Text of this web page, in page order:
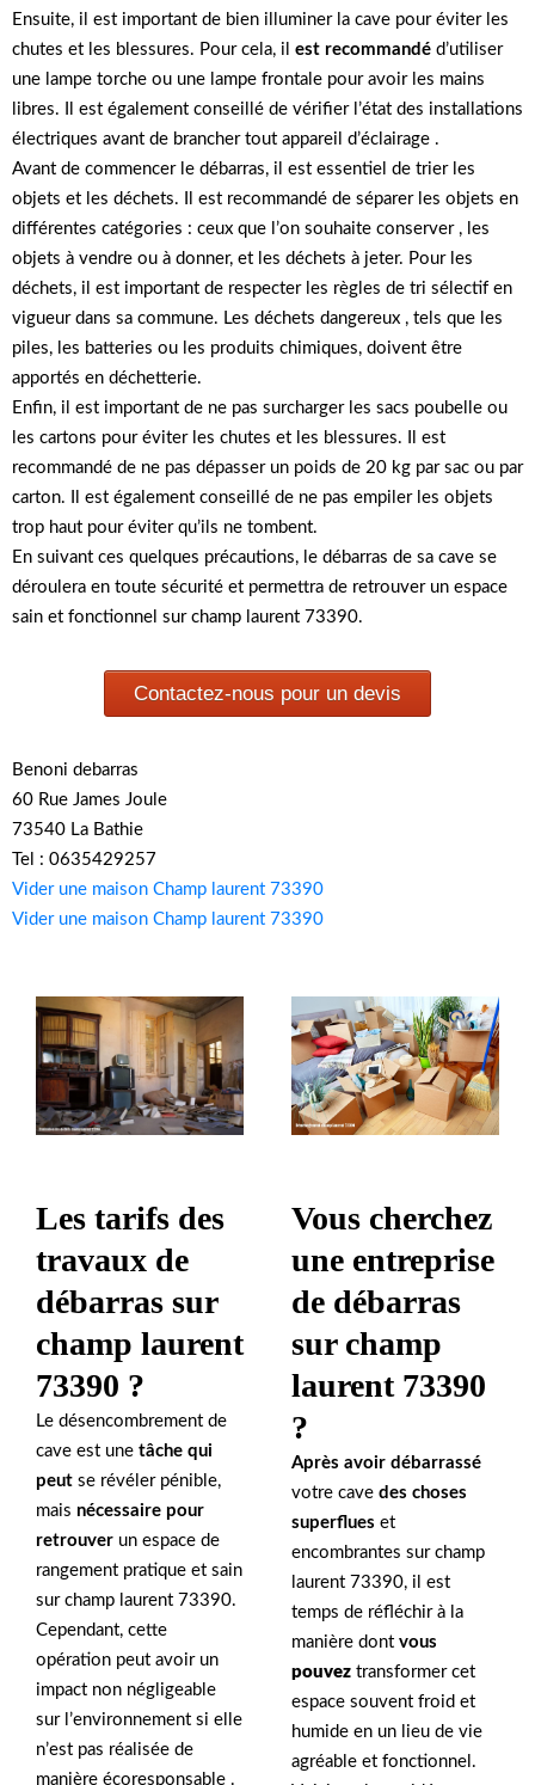
Ensuite, il est important de bien illuminer la cave pour éviter les
chutes et les blessures. Pour cela, il est recommandé d’utiliser
une lampe torche ou une lampe frontale pour avoir les mains
libres. Il est également conseillé de vérifier l’état des installations
électriques avant de brancher tout appareil d’éclairage .
Avant de commencer le débarras, il est essentiel de trier les
objets et les déchets. Il est recommandé de séparer les objets en
différentes catégories : ceux que l’on souhaite conserver , les
objets à vendre ou à donner, et les déchets à jeter. Pour les
déchets, il est important de respecter les règles de tri sélectif en
vigueur dans sa commune. Les déchets dangereux , tels que les
piles, les batteries ou les produits chimiques, doivent être
apportés en déchetterie.
Enfin, il est important de ne pas surcharger les sacs poubelle ou
les cartons pour éviter les chutes et les blessures. Il est
recommandé de ne pas dépasser un poids de 20 kg par sac ou par
carton. Il est également conseillé de ne pas empiler les objets
trop haut pour éviter qu’ils ne tombent.
En suivant ces quelques précautions, le débarras de sa cave se
déroulera en toute sécurité et permettra de retrouver un espace
sain et fonctionnel sur champ laurent 73390.
Contactez-nous pour un devis
Benoni debarras
60 Rue James Joule
73540 La Bathie
Tel : 0635429257
Vider une maison Champ laurent 73390
Vider une maison Champ laurent 73390
Les tarifs des
travaux de
débarras sur
champ laurent
73390 ?
Le désencombrement de
cave est une tâche qui
peut se révéler pénible,
mais nécessaire pour
retrouver un espace de
rangement pratique et sain
sur champ laurent 73390.
Cependant, cette
opération peut avoir un
impact non négligeable
sur l’environnement si elle
n’est pas réalisée de
manière écoresponsable .
Vous cherchez
une entreprise
de débarras
sur champ
laurent 73390
?
Après avoir débarrassé
votre cave des choses
superflues et
encombrantes sur champ
laurent 73390, il est
temps de réfléchir à la
manière dont vous
pouvez transformer cet
espace souvent froid et
humide en un lieu de vie
agréable et fonctionnel.